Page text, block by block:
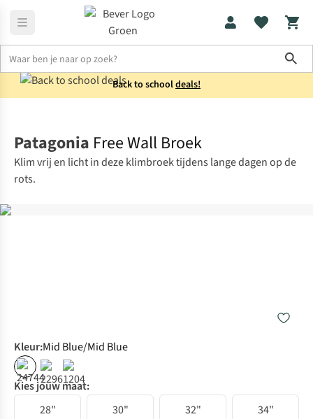
Back to schooldeals!
Patagonia Free Wall Broek
Klim vrij en licht in deze klimbroek tijdens lange dagen op de
rots.
Kleur:Mid Blue/Mid Blue
Kies jouw maat:
28"
30" 32" 34"